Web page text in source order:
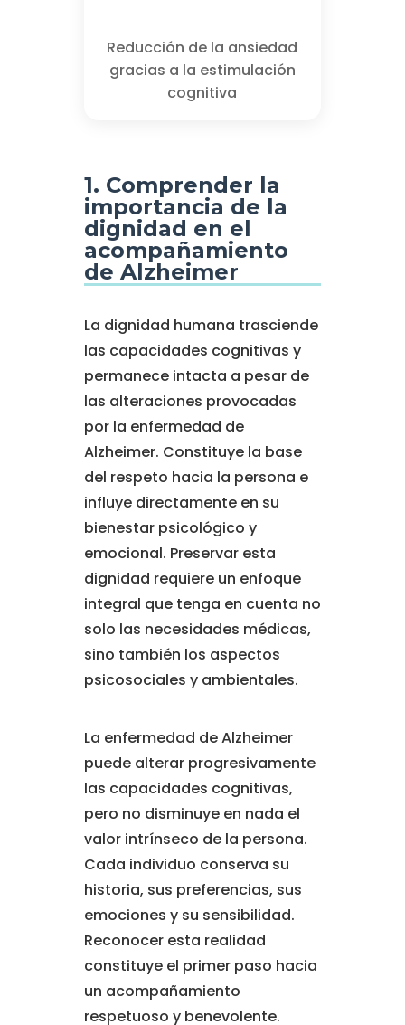
Reducción de la ansiedad
gracias a la estimulación
cognitiva
1. Comprender la
importancia de la
dignidad en el
acompañamiento
de Alzheimer
La dignidad humana trasciende
las capacidades cognitivas y
permanece intacta a pesar de
las alteraciones provocadas
por la enfermedad de
Alzheimer. Constituye la base
del respeto hacia la persona e
influye directamente en su
bienestar psicológico y
emocional. Preservar esta
dignidad requiere un enfoque
integral que tenga en cuenta no
solo las necesidades médicas,
sino también los aspectos
psicosociales y ambientales.
La enfermedad de Alzheimer
puede alterar progresivamente
las capacidades cognitivas,
pero no disminuye en nada el
valor intrínseco de la persona.
Cada individuo conserva su
historia, sus preferencias, sus
emociones y su sensibilidad.
Reconocer esta realidad
constituye el primer paso hacia
un acompañamiento
respetuoso y benevolente.